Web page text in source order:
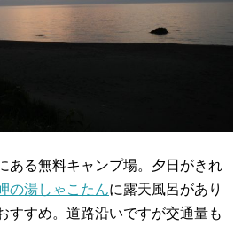
ある無料キャンプ場。夕日がきれ
の湯しゃこたんに露天風呂があり
すすめ。道路沿いですが交通量も